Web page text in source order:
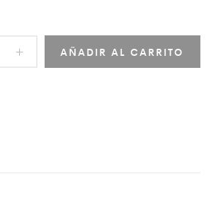
AÑADIR AL CARRITO